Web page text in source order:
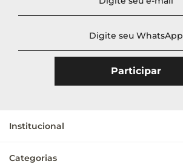
Institucional
Categorias